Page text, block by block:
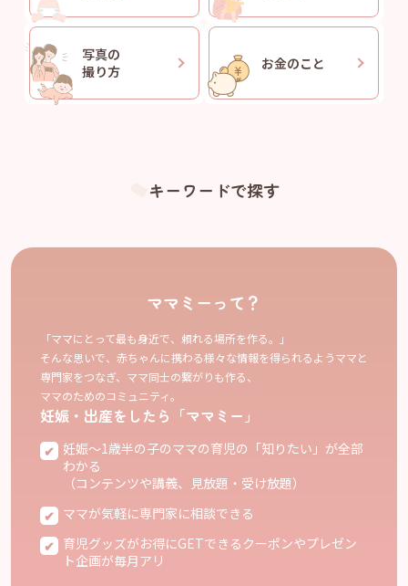
写真の
撮り方
お金のこと
キーワードで探す
ママミーって？
「ママにとって最も身近で、頼れる場所を作る。」
そんな思いで、赤ちゃんに携わる様々な情報を得られるようママと
専門家をつなぎ、ママ同士の繋がりも作る、
ママのためのコミュニティ。
妊娠・出産をしたら「ママミー」
妊娠〜1歳半の子のママの育児の「知りたい」が全部
わかる
（コンテンツや講義、見放題・受け放題）
ママが気軽に専門家に相談できる
育児グッズがお得にGETできるクーポンやプレゼン
ト企画が毎月アリ